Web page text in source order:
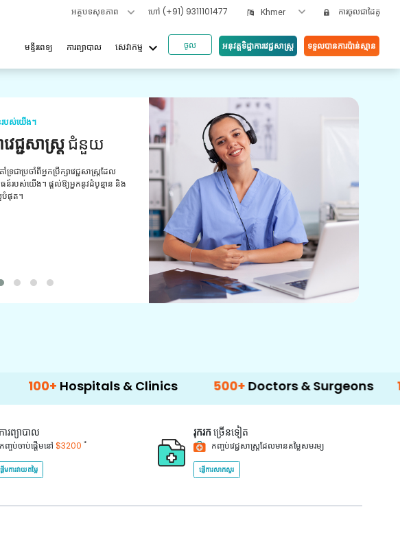
អត្ថបទសុខភាព ហៅ (+91) 9311101477 Khmer ការចូលជាដៃគូ
មន្ទីរពេទ្យ ការព្យាបាល សេវាកម្ម keyboard_arrow_down ចូល អនុវត្តទិដ្ឋាការវេជ្ជសាស្រ្ត ទទួលបានការប៉ាន់ស្មាន
របស់យើង។
េជ្ជសាស្ត្រជំនួយ
ទ្រជាប្រចាំពីអ្នកប្រឹក្សាវេជ្ជសាស្ត្រដែល
របស់យើង។ ផ្តល់ឱ្យអ្នកនូវដំបូន្មាន និង
បំផុត។
Hospitals & Clinics 500+ Doctors & Surgeons 14+
ការព្យាបាល
កញ្ចប់ចាប់ផ្តើមនៅ $3200 *
ើមការវាយតម្លៃ
រុករក ច្រើនទៀត
កញ្ចប់វេជ្ជសាស្ត្រដែលមានតម្លៃសមរម្យ
ផ្ញើការសាកសួរ